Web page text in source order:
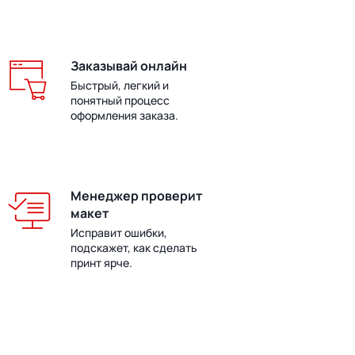
Заказывай онлайн
Быстрый, легкий и
понятный процесс
оформления заказа.
Менеджер проверит
макет
Исправит ошибки,
подскажет, как сделать
принт ярче.